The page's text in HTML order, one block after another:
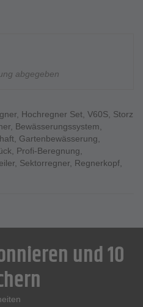
abgegeben
, Hochregner Set, V60S, Storz
, Bewässerungssystem,
, Gartenbewässerung,
, Profi-Beregnung,
, Sektorregner, Regnerkopf,
und 10